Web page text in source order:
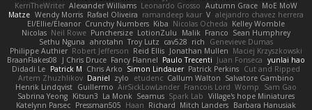
MoE MoW
Autumn Grace
Leonardo Grosso
Alexander Williams
KerriTheWriter
alejandro chavez herrera
V
ramandeep kaur
Rafael Oliveira
Wendy Morris
Matze
Kelley Womble
Nicolas Ocheda
Kiba
Crunchy Numbers
El/Ellie/Eleanor
Sean Humphrey
Franco
Malik
LotionZulu
Punchersize
Neil Rowe
Nicolas
Genevieve Dumas
rich
cav528
Troy Lutz
ahrotahn
Sethu Nguna
Maciej Krzyszkowski
Jonathan Mullen
Reid Ellis
Robert Jefferson
Philippe Authier
yunlai hao
Juan Fonseca
Paulo Trecenti
Fancy Flannel
J Chris Druce
BraanFlakes08
Cut and Ripped
Patrick Perkins
Simon Lindauer
Chris Arko
Patrick M
Didadi Le
Salvatore Gambino
Callum Walton
etudenc
zylo
Daniel
Artem Zhuzhlikov
Sam Gao
Womp
Francois Lord
AirSickLowLander
Guillermo
Henrik Lindqvist
Village's hope Miniatures
Spark Lab
Seamus
La Monk
Kitsun3
Sabrina Yeong
Barbara Hanusiak
Mitch Landers
Richard
Haan
Pressman505
Katelynn Parsec